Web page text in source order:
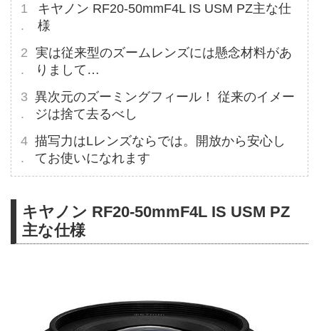
キヤノン RF20-50mmF4L IS USM PZ主な仕
様
実は従来型のズームレンズには懸念材料があ
りまして…
異次元のズーミングフィール！ 従来のイメー
ジは捨て去るべし
描写力はLレンズならでは。開放から安心し
てお使いになれます
キヤノン RF20-50mmF4L IS USM PZ
主な仕様